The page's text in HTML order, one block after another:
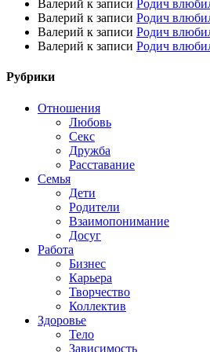
Валерий к записи Родич
Валерий к записи Родич
Валерий к записи Родич
Валерий к записи Родич
Рубрики
Отношения
Любовь
Секс
Дружба
Расставание
Семья
Дети
Родители
Взаимопонимание
Досуг
Работа
Бизнес
Карьера
Творчество
Коллектив
Здоровье
Тело
Зависимость